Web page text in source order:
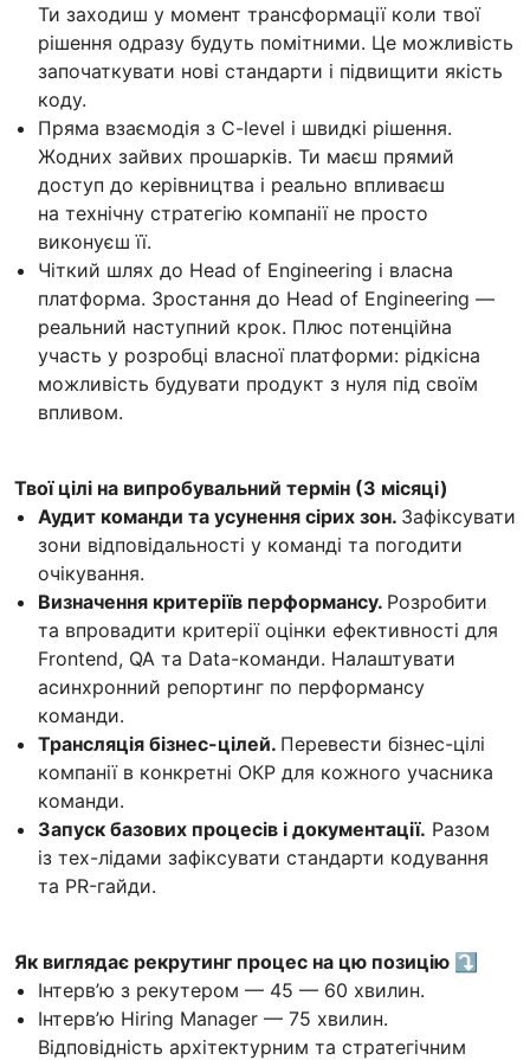
Ти заходиш у момент трансформації коли твої
рішення одразу будуть помітними. Це можливість
започаткувати нові стандарти і підвищити якість
коду.
Пряма взаємодія з C-level і швидкі рішення.
Жодних зайвих прошарків. Ти маєш прямий
доступ до керівництва і реально впливаєш
на технічну стратегію компанії не просто
виконуєш її.
Чіткий шлях до Head of Engineering і власна
платформа. Зростання до Head of Engineering —
реальний наступний крок. Плюс потенційна
участь у розробці власної платформи: рідкісна
можливість будувати продукт з нуля під своїм
впливом.
Твої цілі на випробувальний термін (3 місяці)
Аудит команди та усунення сірих зон. Зафіксувати
зони відповідальності у команді та погодити
очікування.
Визначення критеріїв перформансу. Розробити
та впровадити критерії оцінки ефективності для
Frontend, QA та Data-команди. Налаштувати
асинхронний репортинг по перформансу
команди.
Трансляція бізнес-цілей. Перевести бізнес-цілі
компанії в конкретні ОКР для кожного учасника
команди.
Запуск базових процесів і документації. Разом
із тех-лідами зафіксувати стандарти кодування
та PR-гайди.
Як виглядає рекрутинг процес на цю позицію ⤵️
Інтерв’ю з рекутером — 45 — 60 хвилин.
Інтерв’ю Hiring Manager — 75 хвилин.
Відповідність архітектурним та стратегічним